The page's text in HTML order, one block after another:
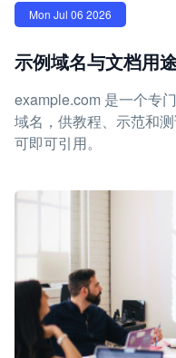
Mon Jul 06 2026
示例域名与文档用
example.com 是一个专
域名，供教程、示范和
可即可引用。